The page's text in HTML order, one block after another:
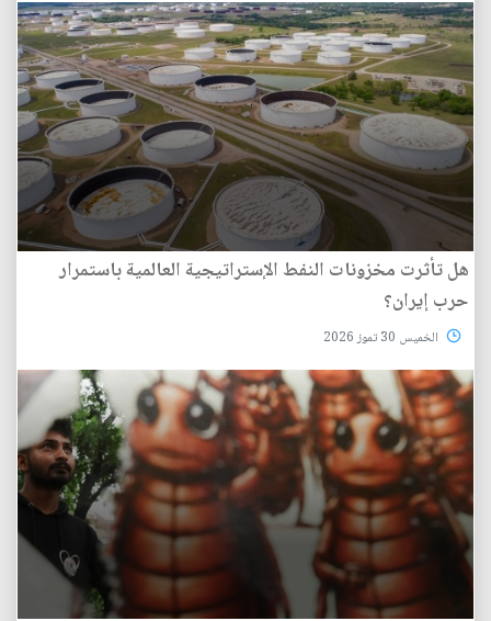
هل تأثرت مخزونات النفط الإستراتيجية العالمية باستمرار
حرب إيران؟
الخميس 30 تموز 2026